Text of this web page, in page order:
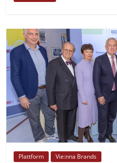
Plattform Vie:nna Brands